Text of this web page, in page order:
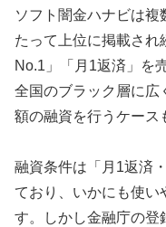
ソフト闇金ハナビは
たって上位に掲載され
No.1」「月1返済」を
全国のブラック層に広
額の融資を行うケース
融資条件は「月1返済
ており、いかにも使い
す。しかし金融庁の登